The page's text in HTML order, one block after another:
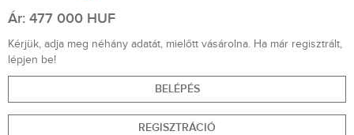
Ár: 477 000 HUF
Kérjük, adja meg néhány adatát, mielőtt vásárolna. Ha már regisztrált,
lépjen be!
BELÉPÉS
REGISZTRÁCIÓ